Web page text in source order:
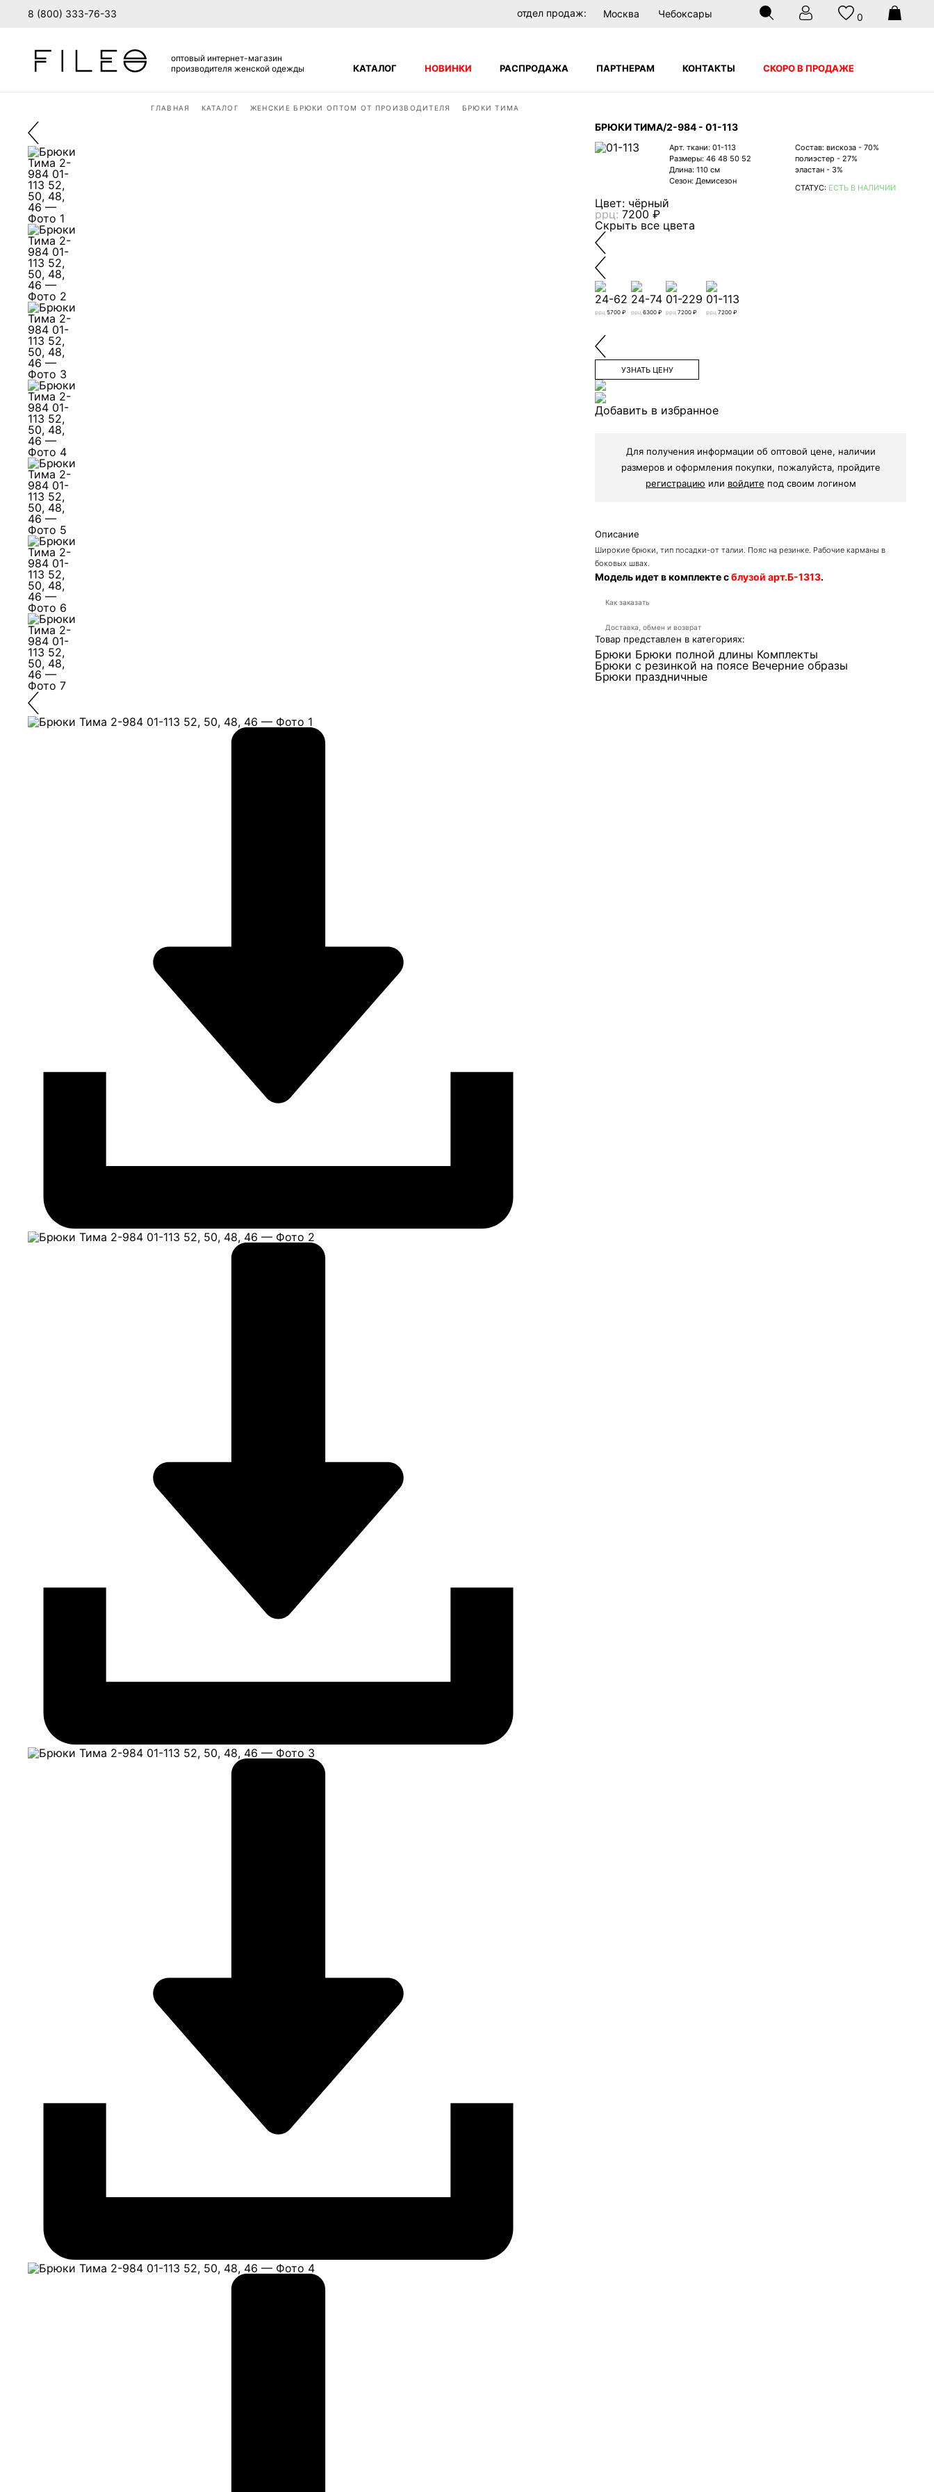
8 (800) 333-76-33 отдел продаж: Москва Чебоксары 0
оптовый интернет-магазин
производителя женской одежды
КАТАЛОГ НОВИНКИ РАСПРОДАЖА ПАРТНЕРАМ КОНТАКТЫ СКОРО В ПРОДАЖЕ
Для действующих оптовых покупателей
ВОЙТИ
Заявка на оптовый доступ
Заполните данные компании. Менеджер проверит заявку и свяжется с вами.
Я даю согласие ООО «ФИЛЕО» на обработку моих персональных данных для регистрации, создания личного кабинета, связи и исполнения договора на условиях
Политики конфиденциальности
ОТПРАВИТЬ ЗАЯВКУ
В вашей корзине пока нет товаров
ГЛАВНАЯ КАТАЛОГ ЖЕНСКИЕ БРЮКИ ОПТОМ ОТ ПРОИЗВОДИТЕЛЯ БРЮКИ ТИМА
БРЮКИ ТИМА/2-984 - 01-113
Цвет: чёрный
ррц: 7200 ₽
Арт. ткани: 01-113
Размеры: 46 48 50 52
Длина: 110 см
Сезон: Демисезон
Состав: вискоза - 70%
полиэстер - 27%
эластан - 3%
СТАТУС: ЕСТЬ В НАЛИЧИИ
Скрыть все цвета
24-62
ррц 5700 ₽
24-74
ррц 6300 ₽
01-229
ррц 7200 ₽
01-113
ррц 7200 ₽
УЗНАТЬ ЦЕНУ
Добавить в избранное
Для получения информации об оптовой цене, наличии
размеров и оформления покупки, пожалуйста, пройдите
регистрацию или войдите под своим логином
Описание
Широкие брюки, тип посадки-от талии. Пояс на резинке. Рабочие карманы в
боковых швах.
Модель идет в комплекте сблузой арт.Б-1313.
Как заказать
Доставка, обмен и возврат
Товар представлен в категориях:
Брюки Брюки полной длины Комплекты
Брюки с резинкой на поясе Вечерние образы
Брюки праздничные